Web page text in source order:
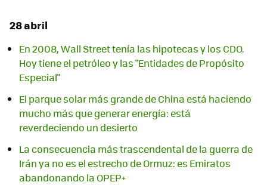
28 abril
En 2008, Wall Street tenía las hipotecas y los CDO.
Hoy tiene el petróleo y las "Entidades de Propósito
Especial"
El parque solar más grande de China está haciendo
mucho más que generar energía: está
reverdeciendo un desierto
La consecuencia más trascendental de la guerra de
Irán ya no es el estrecho de Ormuz: es Emiratos
abandonando la OPEP+